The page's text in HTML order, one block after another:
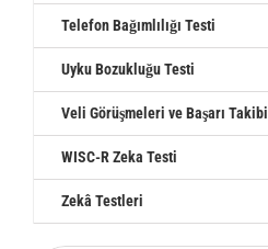
Telefon Bağımlılığı Testi
Uyku Bozukluğu Testi
Veli Görüşmeleri ve Başarı Takibi
WISC-R Zeka Testi
Zekâ Testleri